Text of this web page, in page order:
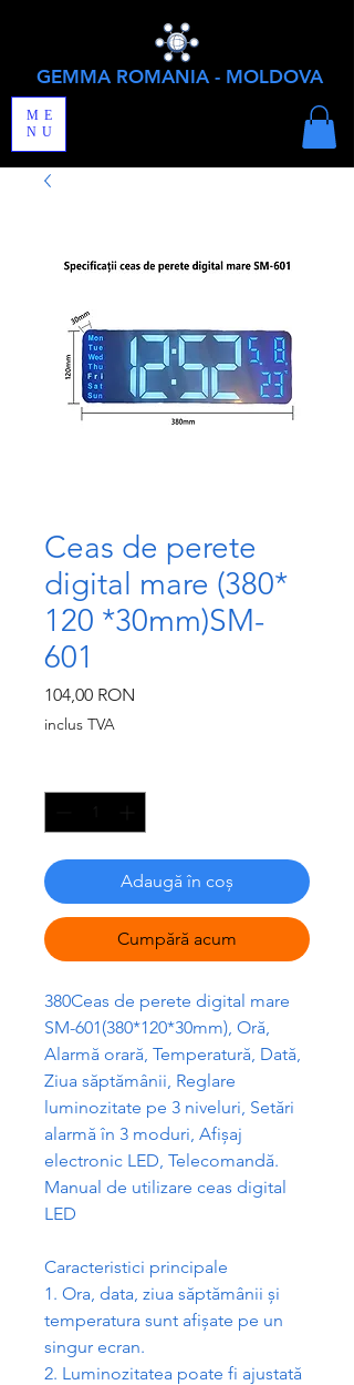
GEMMA ROMANIA - MOLDOVA
ME
NU
Ceas de perete
digital mare (380*
120 *30mm)SM-
601
104,00 RON
inclus TVA
Adaugă în coș
Cumpără acum
380Ceas de perete digital mare
SM-601(380*120*30mm), Oră,
Alarmă orară, Temperatură, Dată,
Ziua săptămânii, Reglare
luminozitate pe 3 niveluri, Setări
alarmă în 3 moduri, Afișaj
electronic LED, Telecomandă.
Manual de utilizare ceas digital
LED
Caracteristici principale
1. Ora, data, ziua săptămânii și
temperatura sunt afișate pe un
singur ecran.
2. Luminozitatea poate fi ajustată